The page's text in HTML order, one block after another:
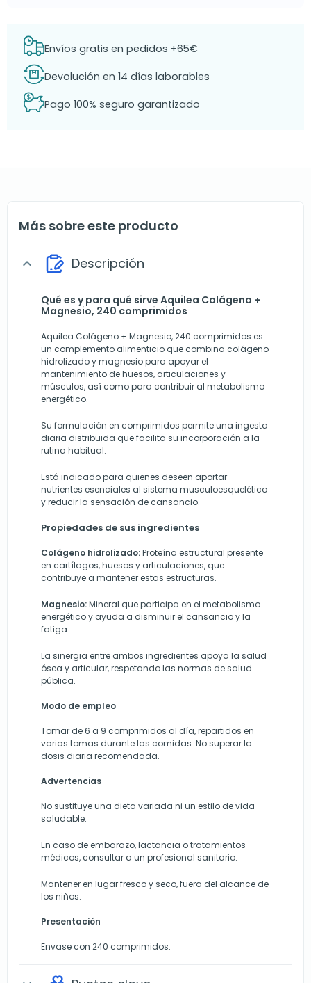
Envíos gratis en pedidos +65€
Devolución en 14 días laborables
Pago 100% seguro garantizado
Más sobre este producto
expand_more Descripción
Qué es y para qué sirve Aquilea Colágeno +
Magnesio, 240 comprimidos
Aquilea Colágeno + Magnesio, 240 comprimidos es
un complemento alimenticio que combina colágeno
hidrolizado y magnesio para apoyar el
mantenimiento de huesos, articulaciones y
músculos, así como para contribuir al metabolismo
energético.
Su formulación en comprimidos permite una ingesta
diaria distribuida que facilita su incorporación a la
rutina habitual.
Está indicado para quienes deseen aportar
nutrientes esenciales al sistema musculoesquelético
y reducir la sensación de cansancio.
Propiedades de sus ingredientes
Colágeno hidrolizado:Proteína estructural presente
en cartílagos, huesos y articulaciones, que
contribuye a mantener estas estructuras.
Magnesio:Mineral que participa en el metabolismo
energético y ayuda a disminuir el cansancio y la
fatiga.
La sinergia entre ambos ingredientes apoya la salud
ósea y articular, respetando las normas de salud
pública.
Modo de empleo
Tomar de 6 a 9 comprimidos al día, repartidos en
varias tomas durante las comidas. No superar la
dosis diaria recomendada.
Advertencias
No sustituye una dieta variada ni un estilo de vida
saludable.
En caso de embarazo, lactancia o tratamientos
médicos, consultar a un profesional sanitario.
Mantener en lugar fresco y seco, fuera del alcance de
los niños.
Presentación
Envase con 240 comprimidos.